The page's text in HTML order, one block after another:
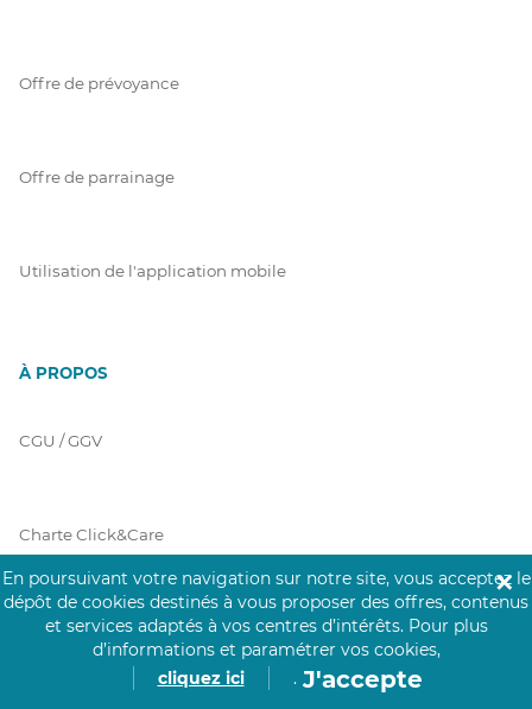
Offre de prévoyance
Offre de parrainage
Utilisation de l'application mobile
À PROPOS
CGU / GGV
Charte Click&Care
Code de Déontologie
En poursuivant votre navigation sur notre site, vous acceptez le
dépôt de cookies destinés à vous proposer des offres, contenus
et services adaptés à vos centres d’intérêts. Pour plus
d’informations et paramétrer vos cookies,
cliquez ici
. J'accepte
✕